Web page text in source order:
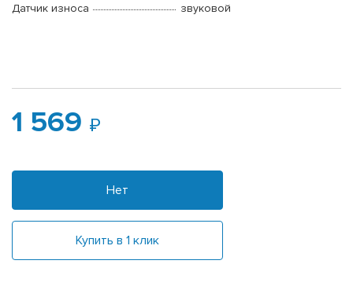
Датчик износа
звуковой
1 569
Нет
Купить в 1 клик